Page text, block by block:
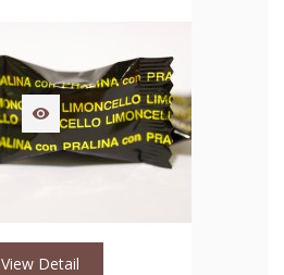

View Detail